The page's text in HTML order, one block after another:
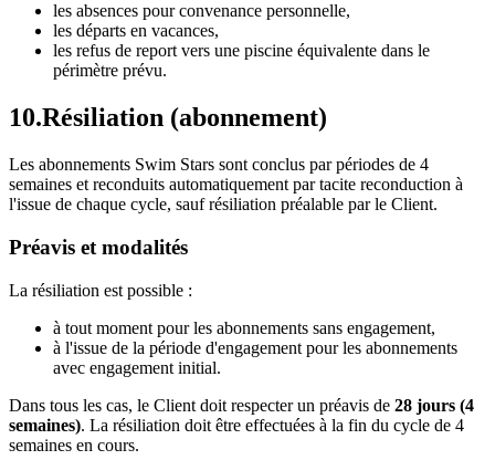
les absences pour convenance personnelle,
les départs en vacances,
les refus de report vers une piscine équivalente dans le
périmètre prévu.
10.Résiliation (abonnement)
Les abonnements Swim Stars sont conclus par périodes de 4
semaines et reconduits automatiquement par tacite reconduction à
l'issue de chaque cycle, sauf résiliation préalable par le Client.
Préavis et modalités
La résiliation est possible :
à tout moment pour les abonnements sans engagement,
à l'issue de la période d'engagement pour les abonnements
avec engagement initial.
Dans tous les cas, le Client doit respecter un préavis de 28 jours (4
semaines). La résiliation doit être effectuées à la fin du cycle de 4
semaines en cours.